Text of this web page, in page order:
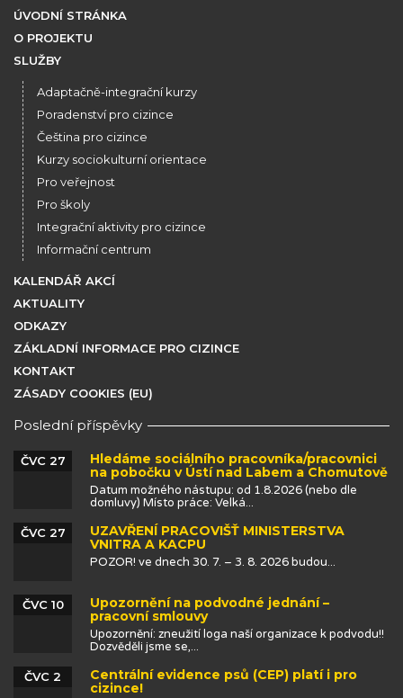
ÚVODNÍ STRÁNKA
O PROJEKTU
SLUŽBY
Adaptačně-integrační kurzy
Poradenství pro cizince
Čeština pro cizince
Kurzy sociokulturní orientace
Pro veřejnost
Pro školy
Integrační aktivity pro cizince
Informační centrum
KALENDÁŘ AKCÍ
AKTUALITY
ODKAZY
ZÁKLADNÍ INFORMACE PRO CIZINCE
KONTAKT
ZÁSADY COOKIES (EU)
Poslední příspěvky
Hledáme sociálního pracovníka/pracovnici
na pobočku v Ústí nad Labem a Chomutově
ČVC 27
Datum možného nástupu: od 1.8.2026 (nebo dle
domluvy) Místo práce: Velká...
UZAVŘENÍ PRACOVIŠŤ MINISTERSTVA
VNITRA A KACPU
ČVC 27
POZOR! ve dnech 30. 7. – 3. 8. 2026 budou...
Upozornění na podvodné jednání –
pracovní smlouvy
ČVC 10
Upozornění: zneužití loga naší organizace k podvodu!!
Dozvěděli jsme se,...
Centrální evidence psů (CEP) platí i pro
cizince!
ČVC 2